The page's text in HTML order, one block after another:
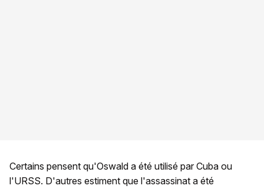
Certains pensent qu'Oswald a été utilisé par Cuba ou
l'URSS. D'autres estiment que l'assassinat a été